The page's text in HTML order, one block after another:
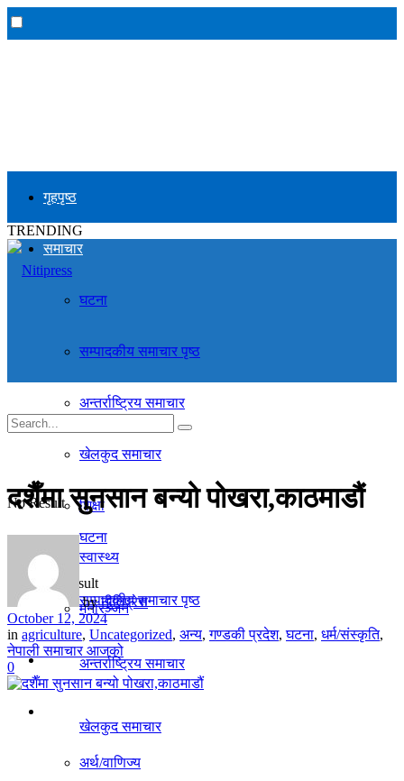
गृहपृष्ठ
समाचार
घटना
सम्पादकीय समाचार पृष्ठ
अन्तर्राष्ट्रिय समाचार
खेलकुद समाचार
शिक्षा
स्वास्थ्य
मनाेरञ्जन
राजनीति
अर्थ/वाणिज्य
TRENDING
गृहपृष्ठ
घटना
सम्पादकीय समाचार पृष्ठ
अन्तर्राष्ट्रिय समाचार
खेलकुद समाचार
No Result
View All Result
दशैँमा सुनसान बन्यो पोखरा,काठमाडौं
by नीतिप्रेस
October 12, 2024
in agriculture, Uncategorized, अन्य,गण्डकी प्रदेश,घटना, धर्म/संस्कृति,
नेपाली समाचार आजको
0